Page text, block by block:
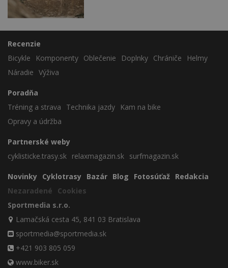
Recenzie
Bicykle
Komponenty Oblečenie Doplnky Chrániče
Helmy
Náradie Výživa
Poradňa
Tréning a strava
Technika jazdy
Kam na bike
Opravy a údržba
Partnerské weby
cyklisticke.trasy.sk relaxmagazin.sk surfmagazin.sk
Novinky Cyklotrasy Bazár Blog Fotosúťaž Redakcia
Nezaradené
Cookies
Sportmedia s.r.o.
Lamačská cesta 45, 841 03 Bratislava
sportmedia@sportmedia.sk
+421 903 805 059
www.biker.sk